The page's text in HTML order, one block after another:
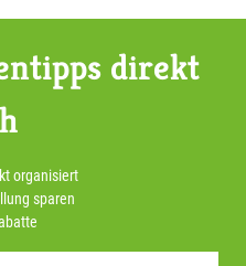
direkt
organisiert
sparen